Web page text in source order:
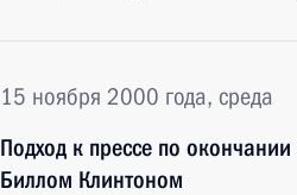
15 ноября 2000 года, среда
Подход к прессе по
Биллом Клинтоном